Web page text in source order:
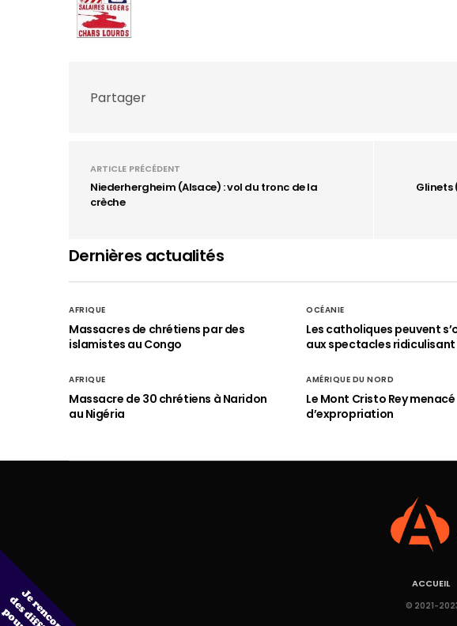
Partager
ARTICLE PRÉCÉDENT
Niederhergheim (Alsace) : vol du tronc de la
crèche
Glinets
Dernières actualités
AFRIQUE
Massacres de chrétiens par des
islamistes au Congo
OCÉANIE
Les catholiques peuvent
aux spectacles ridiculisant
AFRIQUE
Massacre de 30 chrétiens à Naridon
au Nigéria
AMÉRIQUE DU NORD
Le Mont Cristo Rey menacé
d’expropriation
ACCUEIL
© 2021-2023